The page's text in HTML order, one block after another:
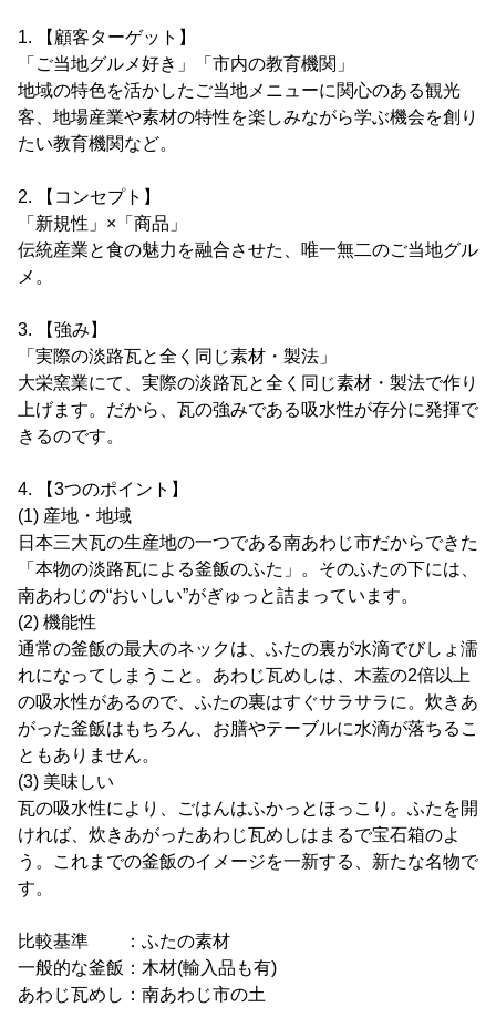
1. 【顧客ターゲット】
「ご当地グルメ好き」「市内の教育機関」
地域の特色を活かしたご当地メニューに関心のある観光
客、地場産業や素材の特性を楽しみながら学ぶ機会を創り
たい教育機関など。
2. 【コンセプト】
「新規性」×「商品」
伝統産業と食の魅力を融合させた、唯一無二のご当地グル
メ。
3. 【強み】
「実際の淡路瓦と全く同じ素材・製法」
大栄窯業にて、実際の淡路瓦と全く同じ素材・製法で作り
上げます。だから、瓦の強みである吸水性が存分に発揮で
きるのです。
4. 【3つのポイント】
(1) 産地・地域
日本三大瓦の生産地の一つである南あわじ市だからできた
「本物の淡路瓦による釜飯のふた」。そのふたの下には、
南あわじの“おいしい”がぎゅっと詰まっています。
(2) 機能性
通常の釜飯の最大のネックは、ふたの裏が水滴でびしょ濡
れになってしまうこと。あわじ瓦めしは、木蓋の2倍以上
の吸水性があるので、ふたの裏はすぐサラサラに。炊きあ
がった釜飯はもちろん、お膳やテーブルに水滴が落ちるこ
ともありません。
(3) 美味しい
瓦の吸水性により、ごはんはふかっとほっこり。ふたを開
ければ、炊きあがったあわじ瓦めしはまるで宝石箱のよ
う。これまでの釜飯のイメージを一新する、新たな名物で
す。
比較基準 ：ふたの素材
一般的な釜飯：木材(輸入品も有)
あわじ瓦めし：南あわじ市の土